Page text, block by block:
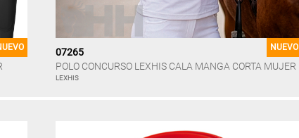
07265 NUEVO
POLO CONCURSO LEXHIS CALA MANGA CORTA MUJER
LEXHIS